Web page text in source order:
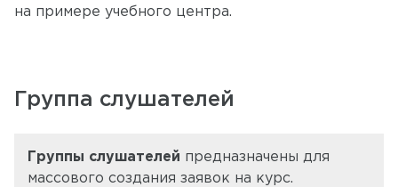
на примере учебного центра.
Группа слушателей
Группы слушателей предназначены для
массового создания заявок на курс.